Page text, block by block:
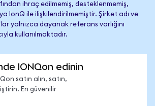
ihraç edilmemiş, desteklenmemiş,
IonQ ile ilişkilendirilmemiştir. Şirket adı ve
yalnızca dayanak referans varlığını
kullanılmaktadır.
IONQon edinin
satın alın, satın,
En güvenilir